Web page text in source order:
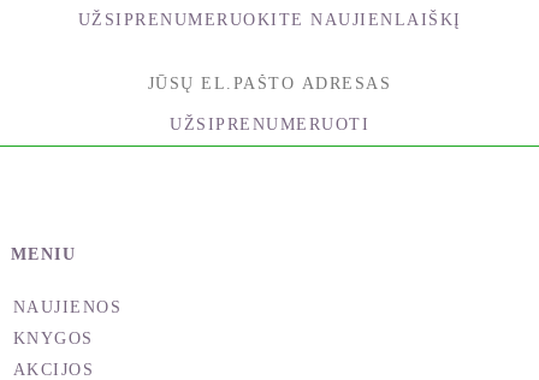
UŽSIPRENUMERUOKITE NAUJIENLAIŠKĮ
UŽSIPRENUMERUOTI
MENIU
NAUJIENOS
KNYGOS
AKCIJOS